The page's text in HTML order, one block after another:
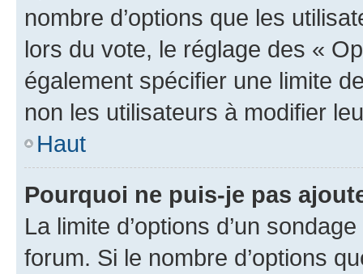
nombre d’options que les
lors du vote, le réglage des «
également spécifier une limite
non les utilisateurs à modifier
Haut
Pourquoi ne puis-je pas
La limite d’options d’un
forum. Si le nombre d’options